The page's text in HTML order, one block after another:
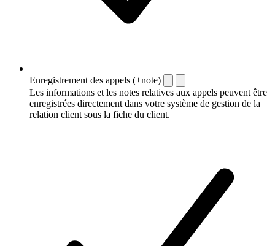
Enregistrement des appels (+note)
Les informations et les notes relatives aux appels peuvent être
enregistrées directement dans votre système de gestion de la
relation client sous la fiche du client.